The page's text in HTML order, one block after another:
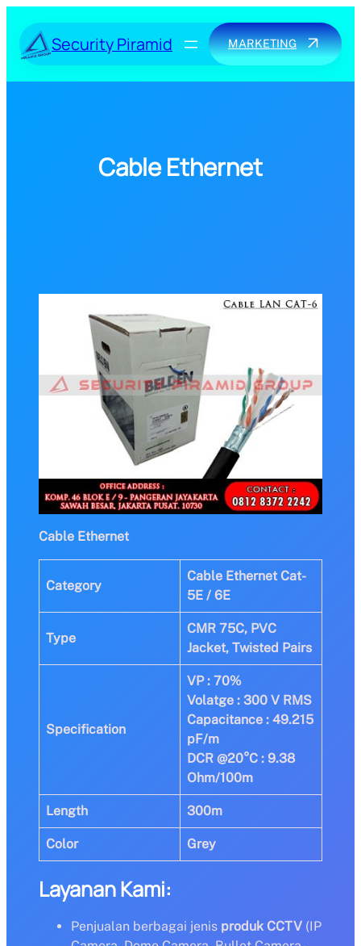
contentSecurity Piramid MARKETING
Cable Ethernet
Cable Ethernet
Category
Cable Ethernet Cat-
5E / 6E
Type
CMR 75C, PVC
Jacket, Twisted Pairs
Specification
VP : 70%
Volatge : 300 V RMS
Capacitance : 49.215
pF/m
DCR @20°C : 9.38
Ohm/100m
Length 300m
Color Grey
Layanan Kami:
Penjualan berbagai jenis produk CCTV (IP